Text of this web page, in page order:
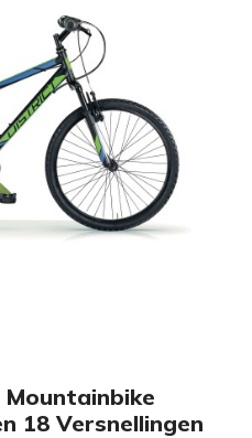
Mountainbike
18 Versnellingen